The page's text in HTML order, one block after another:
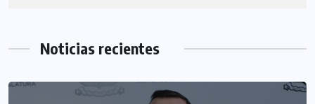
Noticias recientes